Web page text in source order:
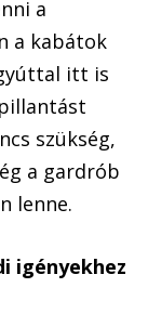
a
a kabátok
itt is
szükség,
a gardrób
lenne.
igényekhez